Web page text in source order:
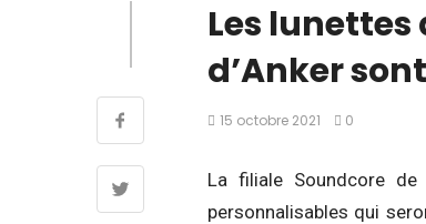
Les lunettes
d’Anker
15 octobre 2021 0
La filiale Soundcore
personnalisables qui